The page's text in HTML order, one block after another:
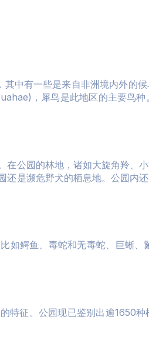
中有一些是来自非洲境内外的
，犀鸟是此地区的主要鸟
公园的林地，诸如大旋角羚、
是濒危野犬的栖息地。公园内
如鳄鱼、毒蛇和无毒蛇、巨蜥
特征。公园现已鉴别出逾